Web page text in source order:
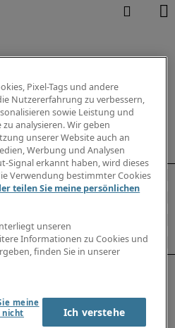
Pixel-Tags und andere
Nutzererfahrung zu verbessern,
sowie Leistung und
analysieren. Wir geben
unserer Website auch an
Werbung und Analysen
Signal erkannt haben, wird dieses
Verwendung bestimmter Cookies
teilen Sie meine persönlichen
unseren
Informationen zu Cookies und
finden Sie in unserer
meine
nicht
Ich verstehe